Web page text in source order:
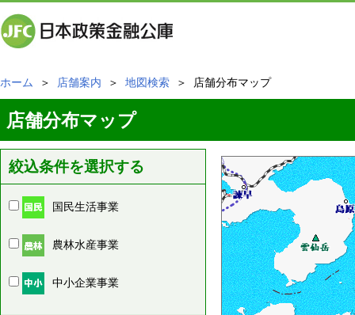
ホーム ＞ 店舗案内 ＞ 地図検索 ＞ 店舗分布マップ
店舗分布マップ
絞込条件を選択する
国民生活事業
農林水産事業
中小企業事業